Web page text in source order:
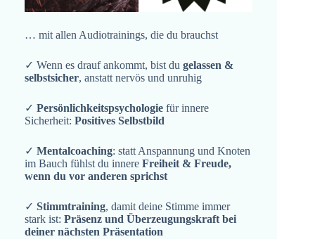
… mit allen Audiotrainings, die du brauchst
✓ Wenn es drauf ankommt, bist du gelassen &
selbstsicher, anstatt nervös und unruhig
✓ Persönlichkeitspsychologie für innere
Sicherheit: Positives Selbstbild
✓ Mentalcoaching: statt Anspannung und Knoten
im Bauch fühlst du innere Freiheit & Freude,
wenn du vor anderen sprichst
✓ Stimmtraining, damit deine Stimme immer
stark ist: Präsenz und Überzeugungskraft bei
deiner nächsten Präsentation